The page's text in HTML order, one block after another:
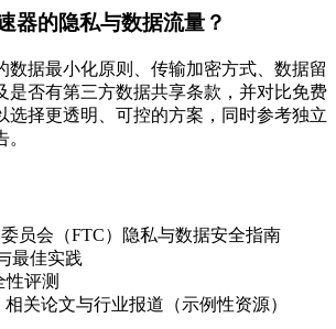
器的隐私与数据流量？
数据最小化原则、传输加密方式、数据留
是否有第三方数据共享条款，并对比免费
选择更透明、可控的方案，同时参考独立
员会（FTC）隐私与数据安全指南
最佳实践
性评测
关论文与行业报道（示例性资源）